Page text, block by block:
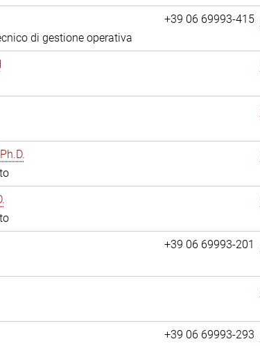
di gestione operativa
+39 06 69993-415
+39 06 69993-201
+39 06 69993-293